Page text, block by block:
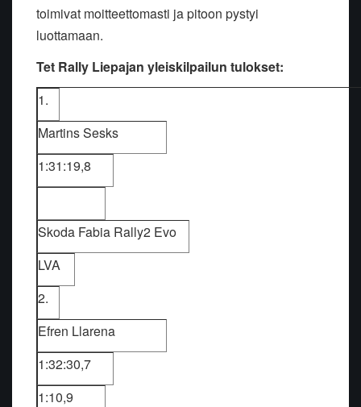
toimivat moitteettomasti ja pitoon pystyi
luottamaan.
Tet Rally Liepajan yleiskilpailun tulokset:
1.
Martins Sesks
1:31:19,8
Skoda Fabia Rally2 Evo
LVA
2.
Efren Llarena
1:32:30,7
1:10,9